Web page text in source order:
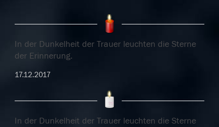
In der Dunkelheit der Trauer leuchten die Sterne
der Erinnerung.
17.12.2017
In der Dunkelheit der Trauer leuchten die Sterne